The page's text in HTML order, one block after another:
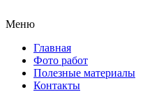
Меню
Главная
Фото работ
Полезные материалы
Контакты